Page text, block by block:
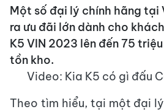
Một số đại lý chính hãng tại
ra ưu đãi lớn dành cho
K5 VIN 2023 lên đến 75
tồn kho.
Video: Kia K5 có gì đấu
Theo tìm hiểu, tại một đại